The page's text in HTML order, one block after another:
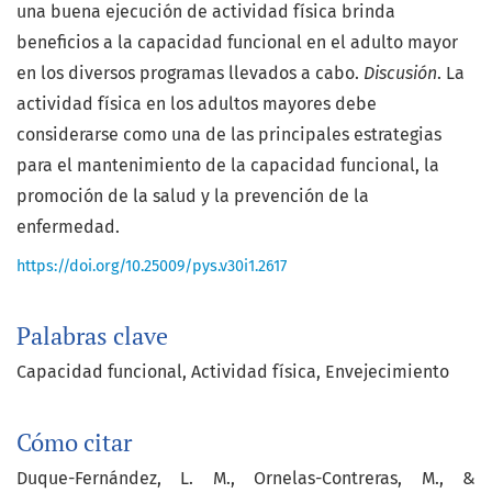
Palabras clave
Capacidad funcional Actividad física Envejecimiento
Cómo citar
Duque-Fernández, L. M., Ornelas-Contreras, M., &
una buena ejecución de actividad física brinda
beneficios a la capacidad funcional en el adulto mayor
en los diversos programas llevados a cabo. Discusión. La
actividad física en los adultos mayores debe
considerarse como una de las principales estrategias
para el mantenimiento de la capacidad funcional, la
promoción de la salud y la prevención de la
enfermedad.
https://doi.org/10.25009/pys.v30i1.2617